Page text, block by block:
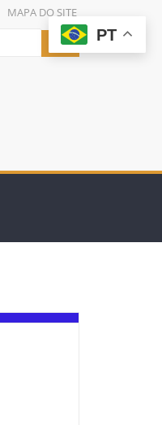
MAPA DO SITE
PT